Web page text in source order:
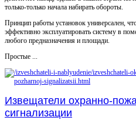
только-только начала набирать обороты.
Принцип работы установок универсален,
эффективно эксплуатировать систему в
любого предназначения и площади.
Простые ...
Извещатели охранно-
сигнализации